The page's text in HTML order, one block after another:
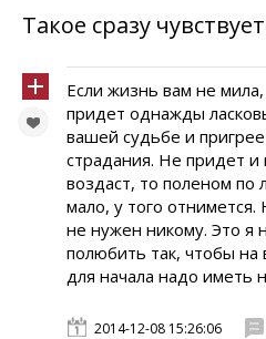
Такое сразу
Если жизнь вам не
придет однажды
вашей судьбе и
страдания. Не придет и
воздаст, то поленом по
мало, у того
не нужен никому. Это я
полюбить так, чтобы
для начала надо иметь
2014-12-08 15:26:06